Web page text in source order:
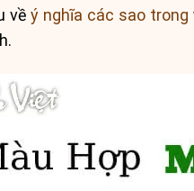
vềý nghĩa các sao trong